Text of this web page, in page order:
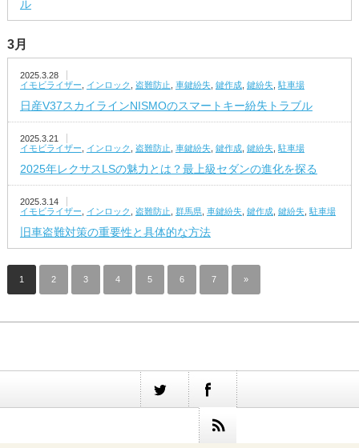
ル
3月
2025.3.28
イモビライザー
インロック 盗難防止 車鍵紛失, 鍵作成, 鍵紛失, 駐車場
日産V37スカイラインNISMOのスマートキー紛失トラブル
2025.3.21
イモビライザー
インロック 盗難防止 車鍵紛失, 鍵作成, 鍵紛失, 駐車場
2025年レクサスLSの魅力とは？最上級セダンの進化を探る
2025.3.14
イモビライザー
インロック 盗難防止 群馬県, 車鍵紛失, 鍵作成, 鍵紛失, 駐車場
旧車盗難対策の重要性と具体的な方法
1 2 3 4 5 6 7 »